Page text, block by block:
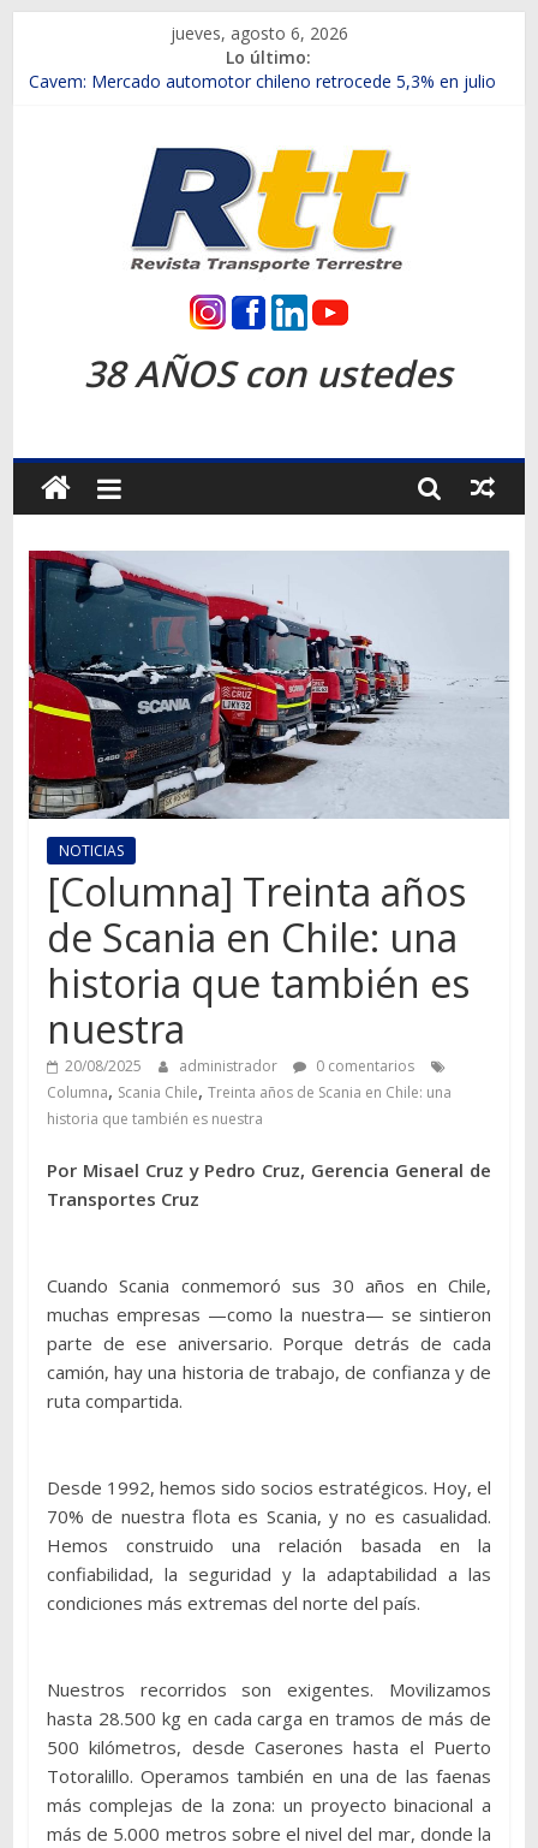
contenido
jueves, agosto 6, 2026
Lo último:
Chile es el primer mercado internacional en lanzar la nueva
Salfa suma vehículos electrificados de Chevrolet en el Biobío
Samex amplía su red con nuevas sucursales en Rancagua y
SINOTRUK Pick-ups presentó la recién estrenada Bolden en
la Expo Compras Públicas 2026
Revista
Transporte
Terrestre
Autos,
camiones,
motos,
información
del
mundo
del
transporte
38 AÑOS con ustedes
NOTICIAS
[Columna] Treinta años
de Scania en Chile: una
historia que también es
nuestra
20/08/2025 administrador
0 comentarios
Columna, Scania Chile, Treinta años de Scania en Chile: una
historia que también es nuestra
Por Misael Cruz y Pedro Cruz, Gerencia General de
Transportes Cruz
Cuando Scania conmemoró sus 30 años en Chile,
muchas empresas —como la nuestra— se sintieron
parte de ese aniversario. Porque detrás de cada
camión, hay una historia de trabajo, de confianza y de
ruta compartida.
Desde 1992, hemos sido socios estratégicos. Hoy, el
70% de nuestra flota es Scania, y no es casualidad.
Hemos construido una relación basada en la
confiabilidad, la seguridad y la adaptabilidad a las
condiciones más extremas del norte del país.
Nuestros recorridos son exigentes. Movilizamos
hasta 28.500 kg en cada carga en tramos de más de
500 kilómetros, desde Caserones hasta el Puerto
Totoralillo. Operamos también en una de las faenas
más complejas de la zona: un proyecto binacional a
más de 5.000 metros sobre el nivel del mar, donde la